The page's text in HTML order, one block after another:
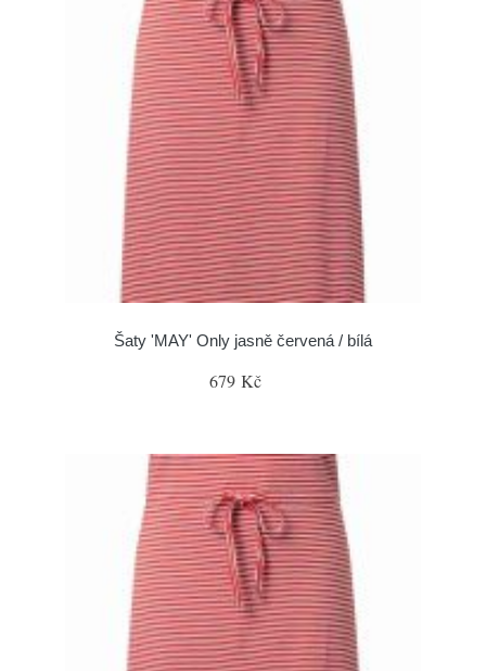
Šaty 'MAY' Only jasně červená / bílá
679 Kč